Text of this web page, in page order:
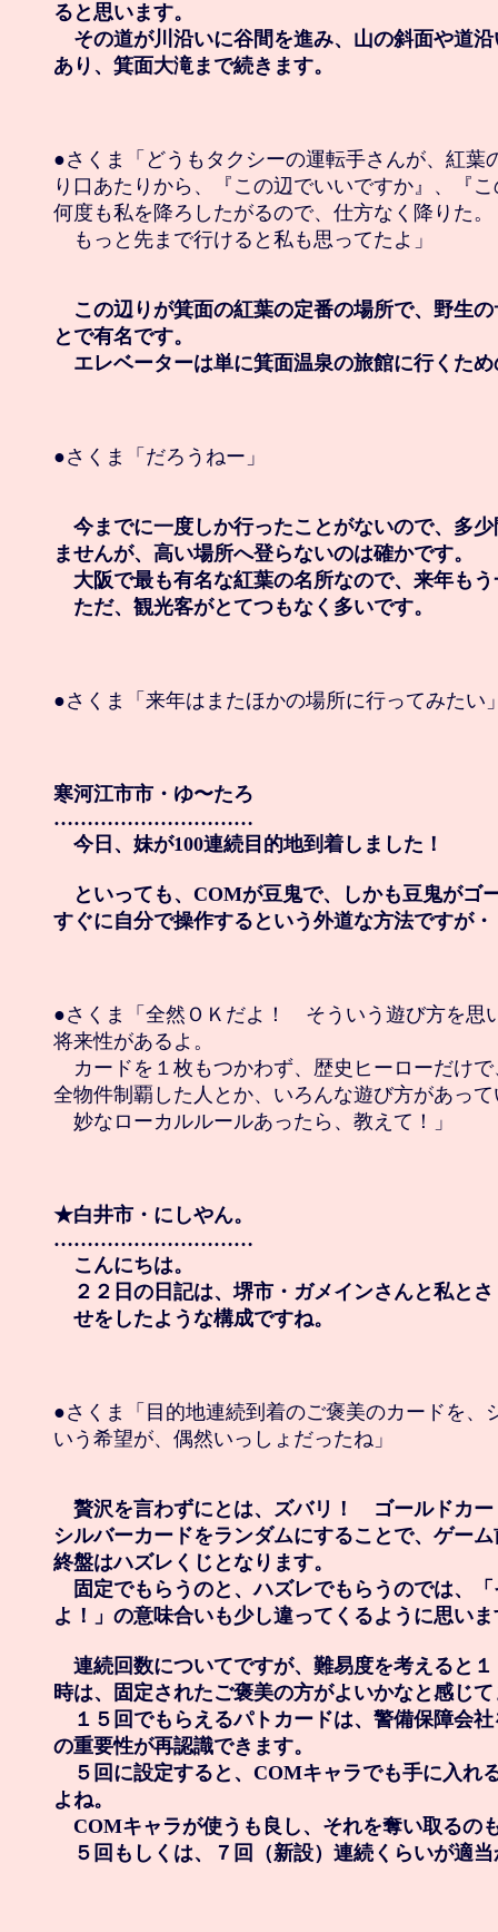
ると思います。
その道が川沿いに谷間を進み、山の斜面や道
あり、箕面大滝まで続きます。
●さくま「どうもタクシーの運転手さんが、紅葉
り口あたりから、『この辺でいいですか』、『
何度も私を降ろしたがるので、仕方なく降りた。
もっと先まで行けると私も思ってたよ」
この辺りが箕面の紅葉の定番の場所で、野生
とで有名です。
エレベーターは単に箕面温泉の旅館に行くため
●さくま「だろうねー」
今までに一度しか行ったことがないので、多
ませんが、高い場所へ登らないのは確かです。
大阪で最も有名な紅葉の名所なので、来年も
ただ、観光客がとてつもなく多いです。
●さくま「来年はまたほかの場所に行ってみたい
寒河江市市・ゆ〜たろ
…………………………
今日、妹が100連続目的地到着しました！
といっても、COMが豆鬼で、しかも豆鬼がゴ
すぐに自分で操作するという外道な方法ですが
●さくま「全然ＯＫだよ！　そういう遊び方を思
将来性があるよ。
カードを１枚もつかわず、歴史ヒーローだけ
全物件制覇した人とか、いろんな遊び方があっ
妙なローカルルールあったら、教えて！」
★白井市・にしやん。
…………………………
こんにちは。
２２日の日記は、堺市・ガメインさんと私と
せをしたような構成ですね。
●さくま「目的地連続到着のご褒美のカードを、
いう希望が、偶然いっしょだったね」
贅沢を言わずにとは、ズバリ！　ゴールドカ
シルバーカードをランダムにすることで、ゲー
終盤はハズレくじとなります。
固定でもらうのと、ハズレでもらうのでは、
よ！」の意味合いも少し違ってくるように思い
連続回数についてですが、難易度を考えると
時は、固定されたご褒美の方がよいかなと感じ
１５回でもらえるパトカードは、警備保障会
の重要性が再認識できます。
５回に設定すると、COMキャラでも手に入れ
よね。
COMキャラが使うも良し、それを奪い取るの
５回もしくは、７回（新設）連続くらいが適